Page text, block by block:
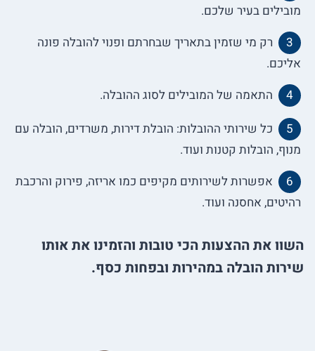
מובילים בעיר שלכם.
רק מי שזמין בתאריך שבחרתם ופנוי להובלה פונה
אליכם.
התאמה של המובילים לסוג ההובלה.
כל שירותי ההובלות: הובלת דירות, משרדים, הובלה עם
מנוף, הובלות קטנות ועוד.
אפשרות לשירותים מקיפים כמו אריזה, פירוק והרכבת
רהיטים, אחסנה ועוד.
השוו את ההצעות הכי טובות והזמינו את אותו
שירות הובלה במהירות ובפחות כסף.